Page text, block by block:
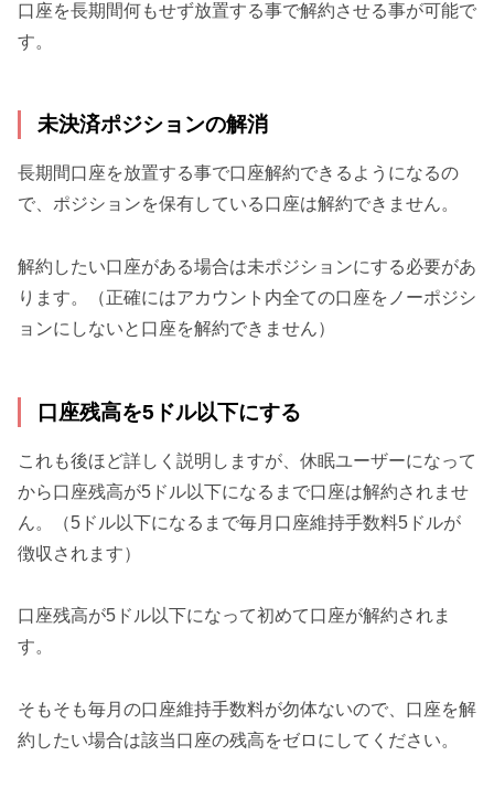
口座を長期間何もせず放置する事で解約させる事が可能で
す。
未決済ポジションの解消
長期間口座を放置する事で口座解約できるようになるの
で、ポジションを保有している口座は解約できません。
解約したい口座がある場合は未ポジションにする必要があ
ります。（正確にはアカウント内全ての口座をノーポジシ
ョンにしないと口座を解約できません）
口座残高を5ドル以下にする
これも後ほど詳しく説明しますが、休眠ユーザーになって
から口座残高が5ドル以下になるまで口座は解約されませ
ん。（5ドル以下になるまで毎月口座維持手数料5ドルが
徴収されます）
口座残高が5ドル以下になって初めて口座が解約されま
す。
そもそも毎月の口座維持手数料が勿体ないので、口座を解
約したい場合は該当口座の残高をゼロにしてください。